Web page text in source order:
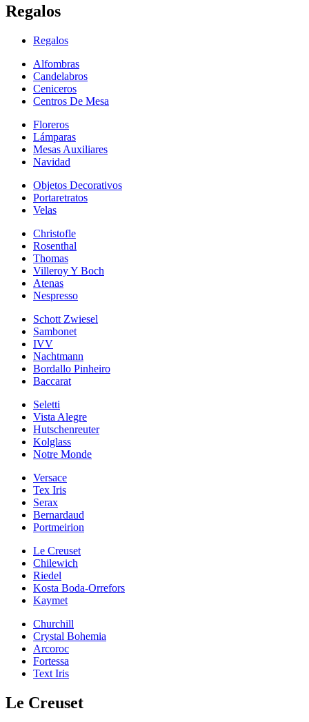
Regalos
Regalos
Alfombras
Candelabros
Ceniceros
Centros De Mesa
Floreros
Lámparas
Mesas Auxiliares
Navidad
Objetos Decorativos
Portaretratos
Velas
Christofle
Rosenthal
Thomas
Villeroy Y Boch
Atenas
Nespresso
Schott Zwiesel
Sambonet
IVV
Nachtmann
Bordallo Pinheiro
Baccarat
Seletti
Vista Alegre
Hutschenreuter
Kolglass
Notre Monde
Versace
Tex Iris
Serax
Bernardaud
Portmeirion
Le Creuset
Chilewich
Riedel
Kosta Boda-Orrefors
Kaymet
Churchill
Crystal Bohemia
Arcoroc
Fortessa
Text Iris
Le Creuset